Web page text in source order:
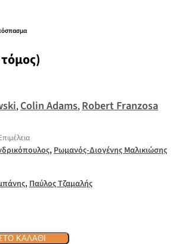
,Colin Adams,Robert Franzosa
,Ρωμανός-Διογένης Μαλικιώσης
,Παύλος Τζαμαλής
ΚΑΛΆΘΙ